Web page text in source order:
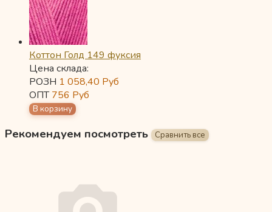
Коттон Голд 149 фуксия
Цена склада:
РОЗН 1 058,40 Руб
ОПТ756 Руб
Рекомендуем посмотреть